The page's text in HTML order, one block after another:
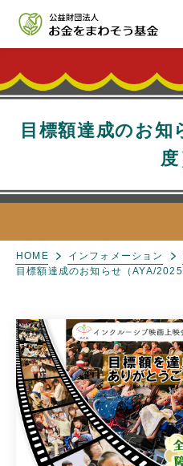
目標額達成のお
度
HOME インフォメーション
目標額達成のお知らせ（AYA/2025